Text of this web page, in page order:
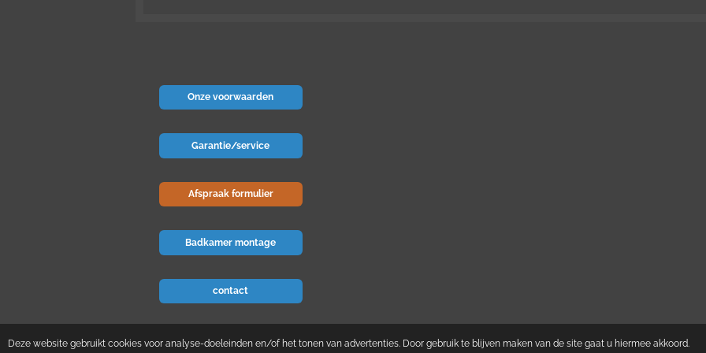
Deze website gebruikt cookies voor analyse-doeleinden en/of het tonen van advertenties. Door gebruik te blijven maken van de site gaat u hiermee akkoord.
Onze voorwaarden
Garantie/service
Afspraak formulier
Badkamer montage
contact